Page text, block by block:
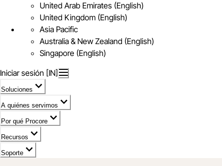
United Arab Emirates (English)
United Kingdom (English)
Asia Pacific
Australia & New Zealand (English)
Singapore (English)
Iniciar sesión [IN]
Soluciones
A quiénes servimos
Por qué Procore
Recursos
Soporte